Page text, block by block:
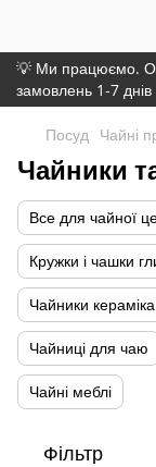
💡 Ми працюємо.
замовлень 1-7
Посуд Чайні
Чайники
Все для чайної
Кружки і чашки
Чайники кераміка
Чайниці для чаю
Чайні меблі
Фільтр